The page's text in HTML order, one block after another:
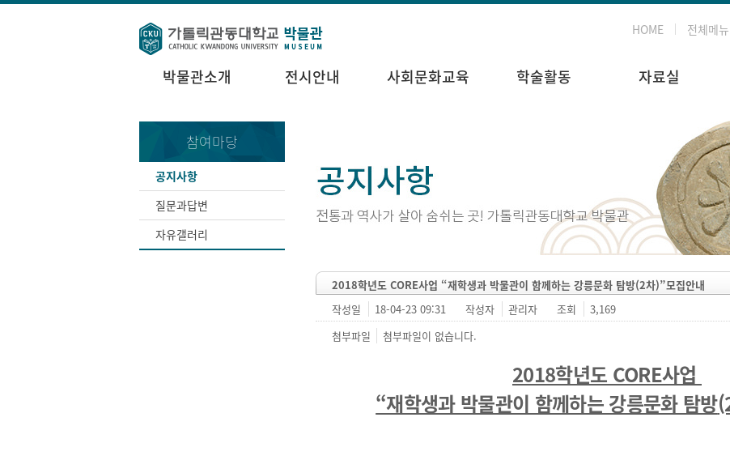
HOME 전체메뉴
박물관소개 전시안내 사회문화교육 학술활동 자료실
참여마당
공지사항
질문과답변
자유갤러리
2018학년도 CORE사업 “재학생과 박물관이 함께하는 강릉문화 탐방(2차)”모집안내
작성일
18-04-23 09:31 작성자 관리자 조회
3,169
첨부파일
첨부파일이 없습니다.
2018학년도 CORE사업
“재학생과 박물관이 함께하는 강릉문화 탐방